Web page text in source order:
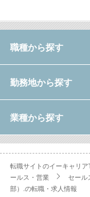
職種から探す
勤務地から探す
業種から探す
転職サイトのイーキャリア
ールス・営業
セー
部）.の転職・求人情報